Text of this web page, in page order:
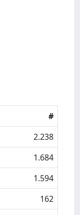
#
2.238
1.684
1.594
162